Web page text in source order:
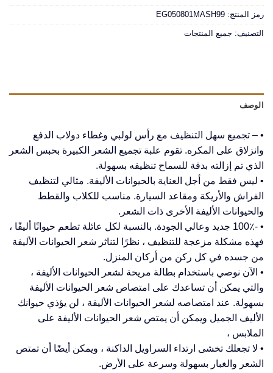
رمز المنتج: EG050801MASH99
التصنيف: جميع المنتجات
الوصف
• – تجميع سهل التنظيف مع رأس لولبي وغطاء دولاب الدفع
وانزلاق على المكره. تقوم علبة تجميع الشعر الكبيرة بحبس الشعر
الذي تم إزالته بدقة للسماح تنظيفه بسهولة.
• ليس فقط من أجل العناية بالحيوانات الأليفة. مثالي لتنظيف
الفراش والأريكة ومقاعد السيارة. مناسب للكلاب والقطط
والحيوانات الأليفة الأخرى ذات الشعر.
• -100٪ جديد وعالي الجودة. بالنسبة لكل عائلة تطعم حيوانًا أليفًا ،
فهذه مشكلة مزعجة للتنظيف ، نظرًا لتناثر شعر الحيوانات الأليفة
من جسده في كل ركن من أركان المنزل.
• الآن نوصي باستخدام بطالة مريحة لشعر الحيوانات الأليفة ،
والتي يمكن أن تساعدك على امتصاص شعر الحيوانات الأليفة
بسهولة. عند امتصاصه لشعر الحيوانات الأليفة ، لن يؤذي حيوانك
الأليف الجميل ويمكن أن يمتص شعر الحيوانات الأليفة على
الملابس ،
• لا تجعلك تخشى ارتداء السراويل الداكنة ، ويمكن أيضًا أن تمتص
الشعر والغبار بسهولة وسرعة على الأرض.